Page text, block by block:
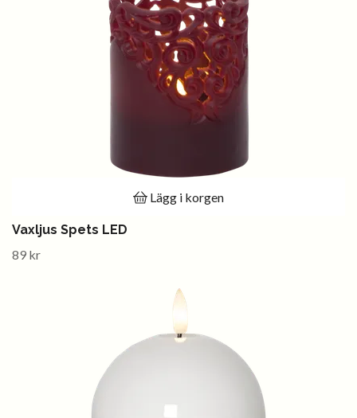
Lägg i korgen
Vaxljus Spets LED
89 kr